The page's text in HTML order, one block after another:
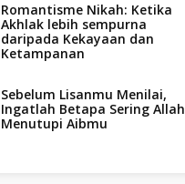
Romantisme Nikah: Ketika
Akhlak lebih sempurna
daripada Kekayaan dan
Ketampanan
Sebelum Lisanmu Menilai,
Ingatlah Betapa Sering Allah
Menutupi Aibmu